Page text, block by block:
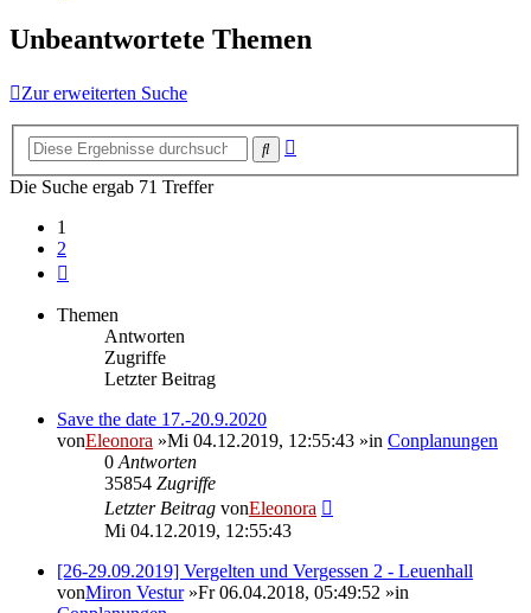
Unbeantwortete Themen
Zur erweiterten Suche
Suche
Die Suche ergab 71 Treffer
1
2
Themen
Antworten
Zugriffe
Letzter Beitrag
Save the date 17.-20.9.2020
vonEleonora »Mi 04.12.2019, 12:55:43 »in Conplanungen
0 Antworten
35854 Zugriffe
Letzter Beitrag vonEleonora
Mi 04.12.2019, 12:55:43
[26-29.09.2019] Vergelten und Vergessen 2 - Leuenhall
vonMiron Vestur»Fr 06.04.2018, 05:49:52 »in